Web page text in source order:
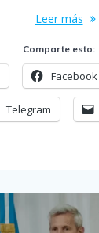
Leer más
Comparte esto:
Facebook
Telegram